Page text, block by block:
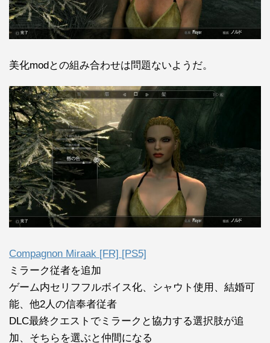
美化modとの組み合わせは問題ないようだ。
Compagnon Miraak [FR] [PS5]
ミラーク従者を追加
ゲーム内セリフフルボイス化、シャウト使用、結婚可
能、他2人の信奉者従者
DLC最終クエストでミラークと協力する選択肢が追
加、そちらを選ぶと仲間になる